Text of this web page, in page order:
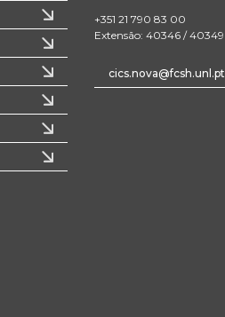
+351 21 790 83 00
Extensão: 40346 / 40349
cics.nova@fcsh.unl.pt